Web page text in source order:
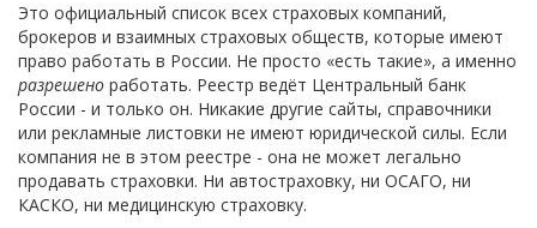
Это официальный список всех страховых компаний,
брокеров и взаимных страховых обществ, которые имеют
право работать в России. Не просто «есть такие», а именно
разрешено работать. Реестр ведёт Центральный банк
России - и только он. Никакие другие сайты, справочники
или рекламные листовки не имеют юридической силы. Если
компания не в этом реестре - она не может легально
продавать страховки. Ни автостраховку, ни ОСАГО, ни
КАСКО, ни медицинскую страховку.